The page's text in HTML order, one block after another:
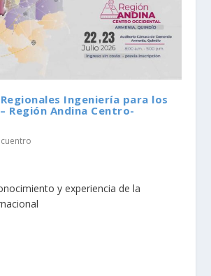
Ingeniería para los
Región Andina Centro-
y experiencia de la